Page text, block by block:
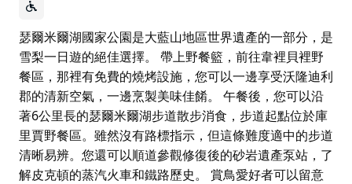
瑟爾米爾湖國家公園是大藍山地區世界遺產的一部分，是
雪梨一日遊的絕佳選擇。 帶上野餐籃，前往韋裡貝裡野
餐區，那裡有免費的燒烤設施，您可以一邊享受沃隆迪利
郡的清新空氣，一邊烹製美味佳餚。 午餐後，您可以沿
著6公里長的瑟爾米爾湖步道散步消食，步道起點位於庫
里賈野餐區。雖然沒有路標指示，但這條難度適中的步道
清晰易辨。您還可以順道參觀修復後的砂岩遺產泵站，了
解皮克頓的蒸汽火車和鐵路歷史。 賞鳥愛好者可以留意